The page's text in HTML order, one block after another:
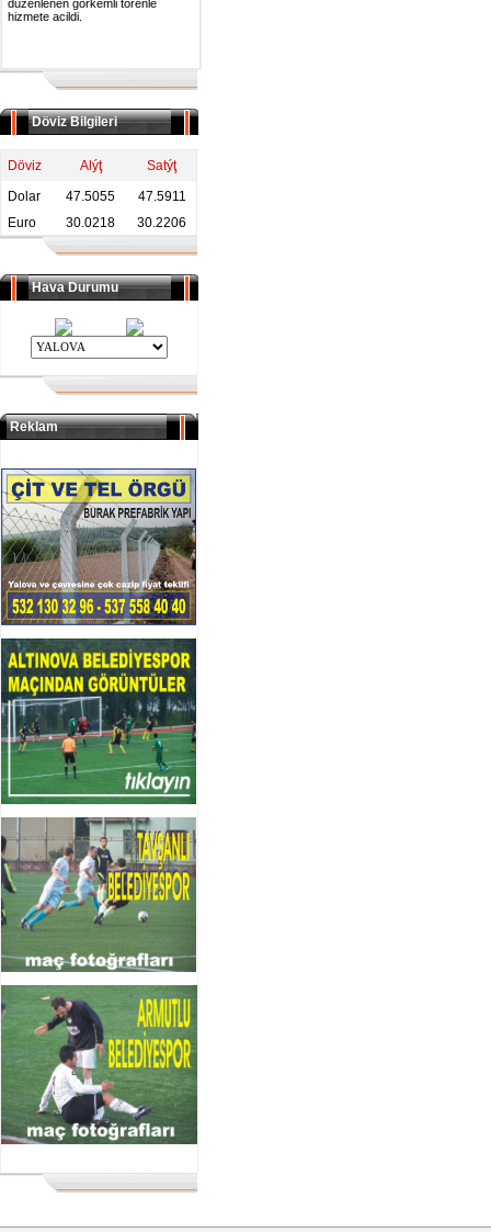
duzenlenen gorkemli torenle
hizmete acildi.
Döviz Bilgileri
Döviz Alýţ
Satýţ
Dolar
47.5055
47.5911
Euro
30.0218 30.2206
Hava Durumu
Reklam